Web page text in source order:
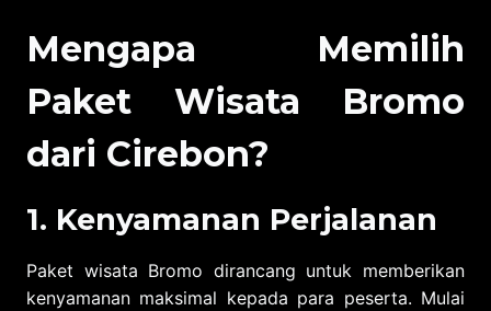
Mengapa Memilih
Paket Wisata Bromo
dari Cirebon?
1. Kenyamanan Perjalanan
Paket wisata Bromo dirancang untuk memberikan
kenyamanan maksimal kepada para peserta. Mulai